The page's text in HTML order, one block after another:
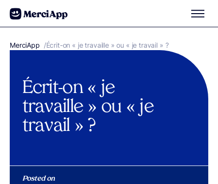
Aller au contenu
MerciApp correcteur orthographe
/Écrit-on « je travaille » ou « je travail » ?
Écrit-on « je
travaille » ou « je
travail » ?
Posted on